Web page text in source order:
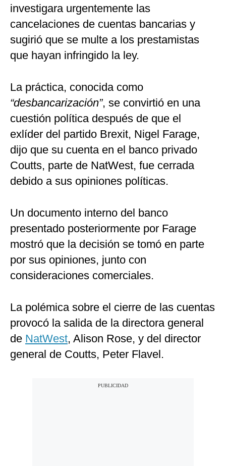
investigara urgentemente las
cancelaciones de cuentas bancarias y
sugirió que se multe a los prestamistas
que hayan infringido la ley.
La práctica, conocida como
“desbancarización”, se convirtió en una
cuestión política después de que el
exlíder del partido Brexit, Nigel Farage,
dijo que su cuenta en el banco privado
Coutts, parte de NatWest, fue cerrada
debido a sus opiniones políticas.
Un documento interno del banco
presentado posteriormente por Farage
mostró que la decisión se tomó en parte
por sus opiniones, junto con
consideraciones comerciales.
La polémica sobre el cierre de las cuentas
provocó la salida de la directora general
de NatWest, Alison Rose, y del director
general de Coutts, Peter Flavel.